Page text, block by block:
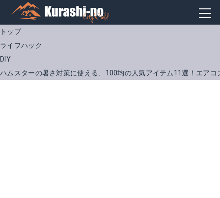
トップ
ライフハック
DIY
ハムスターの暑さ対策に使える、100均の人気アイテム11選！エアコ